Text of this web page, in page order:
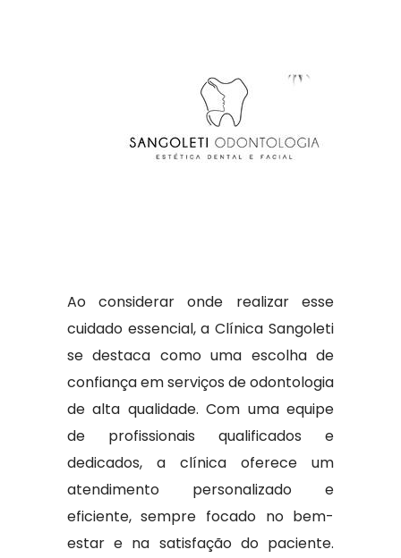
Ao considerar onde realizar esse
cuidado essencial, a Clínica Sangoleti
se destaca como uma escolha de
confiança em serviços de odontologia
de alta qualidade. Com uma equipe
de profissionais qualificados e
dedicados, a clínica oferece um
atendimento personalizado e
eficiente, sempre focado no bem-
estar e na satisfação do paciente.